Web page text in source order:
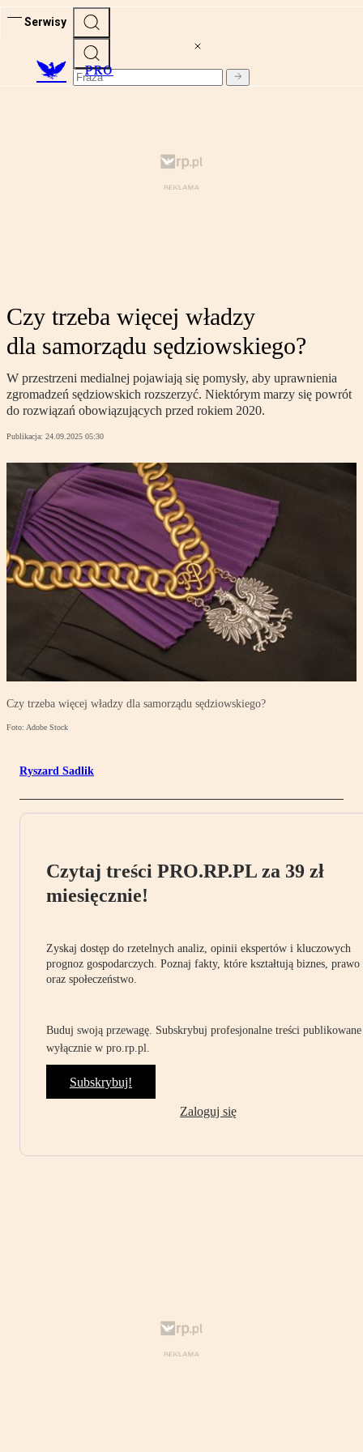
Serwisy
PRO
Czy trzeba więcej władzy
dla samorządu sędziowskiego?
W przestrzeni medialnej pojawiają się pomysły, aby uprawnienia
zgromadzeń sędziowskich rozszerzyć. Niektórym marzy się powrót
do rozwiązań obowiązujących przed rokiem 2020.
Publikacja: 24.09.2025 05:30
Czy trzeba więcej władzy dla samorządu sędziowskiego?
Foto: Adobe Stock
Ryszard Sadlik
Czytaj treści PRO.RP.PL za 39 zł
miesięcznie!
Zyskaj dostęp do rzetelnych analiz, opinii ekspertów i kluczowych
prognoz gospodarczych. Poznaj fakty, które kształtują biznes, prawo
oraz społeczeństwo.
Buduj swoją przewagę. Subskrybuj profesjonalne treści publikowane
wyłącznie w pro.rp.pl.
Subskrybuj!
Zaloguj się